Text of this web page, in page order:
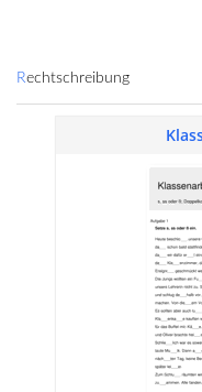
Rechtschreibung